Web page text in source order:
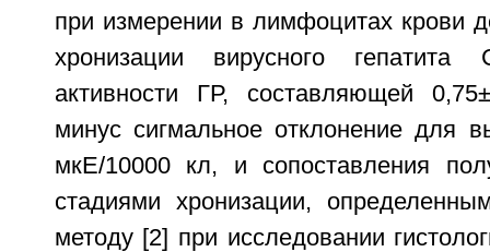
при измерении в лимфоцитах крови
хронизации вирусного гепатита
активности ГР, составляющей
минус сигмальное отклонение для
мкЕ/10000 кл, и сопоставления
стадиями хронизации,
методу [2] при исследовании